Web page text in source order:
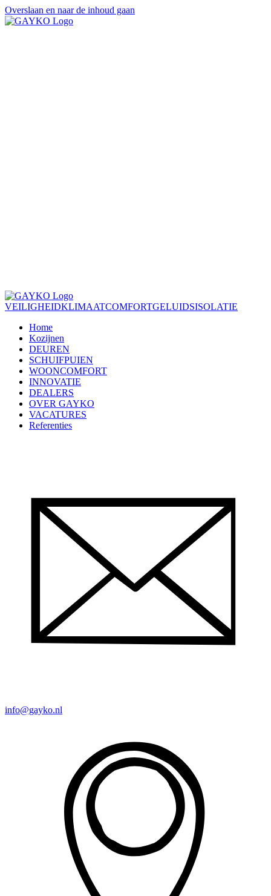
Overslaan en naar de inhoud gaan
VEILIGHEIDKLIMAATCOMFORTGELUIDSISOLATIE
Home
Kozijnen
DEUREN
SCHUIFPUIEN
WOONCOMFORT
INNOVATIE
DEALERS
OVER GAYKO
VACATURES
Referenties
info@gayko.nl